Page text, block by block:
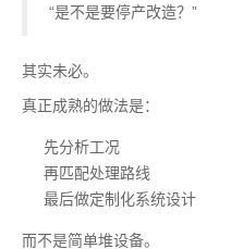
“是不是要停产改造？”
其实未必。
真正成熟的做法是：
先分析工况
再匹配处理路线
最后做定制化系统设计
而不是简单堆设备。